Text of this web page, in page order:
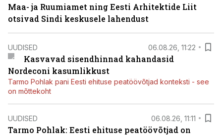
Maa- ja Ruumiamet ning Eesti Arhitektide Liit
otsivad Sindi keskusele lahendust
UUDISED 06.08.26, 11:22
Kasvavad sisendhinnad kahandasid
Nordeconi kasumlikkust
Tarmo Pohlak pani Eesti ehituse peatöövõtjad konteksti - see
on mõttekoht
UUDISED 06.08.26, 11:11
Tarmo Pohlak: Eesti ehituse peatöövõtjad on